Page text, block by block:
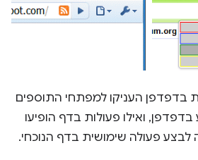
בדפדפן העניקו למפתחי התוספים
ואילו פעולות בדף הופיעו
לבצע פעולה שימושית בדף הנוכחי.